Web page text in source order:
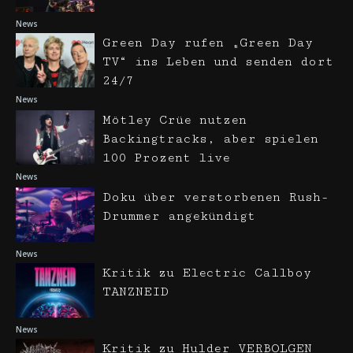
News
News
Green Day rufen „Green Day
TV“ ins Leben und senden dort
24/7
News
Mötley Crüe nutzen
Backingtracks, aber spielen
100 Prozent live
News
Doku über verstorbenen Rush-
Drummer angekündigt
News
Kritik zu Electric Callboy
TANZNEID
Kritik zu Hulder VERBOLGEN